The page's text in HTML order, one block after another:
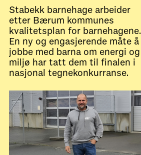
Stabekk barnehage arbeider
etter Bærum kommunes
kvalitetsplan for barnehagene.
En ny og engasjerende måte å
jobbe med barna om energi og
miljø har tatt dem til finalen i
nasjonal tegnekonkurranse.
July 28, 2026
Nyheter